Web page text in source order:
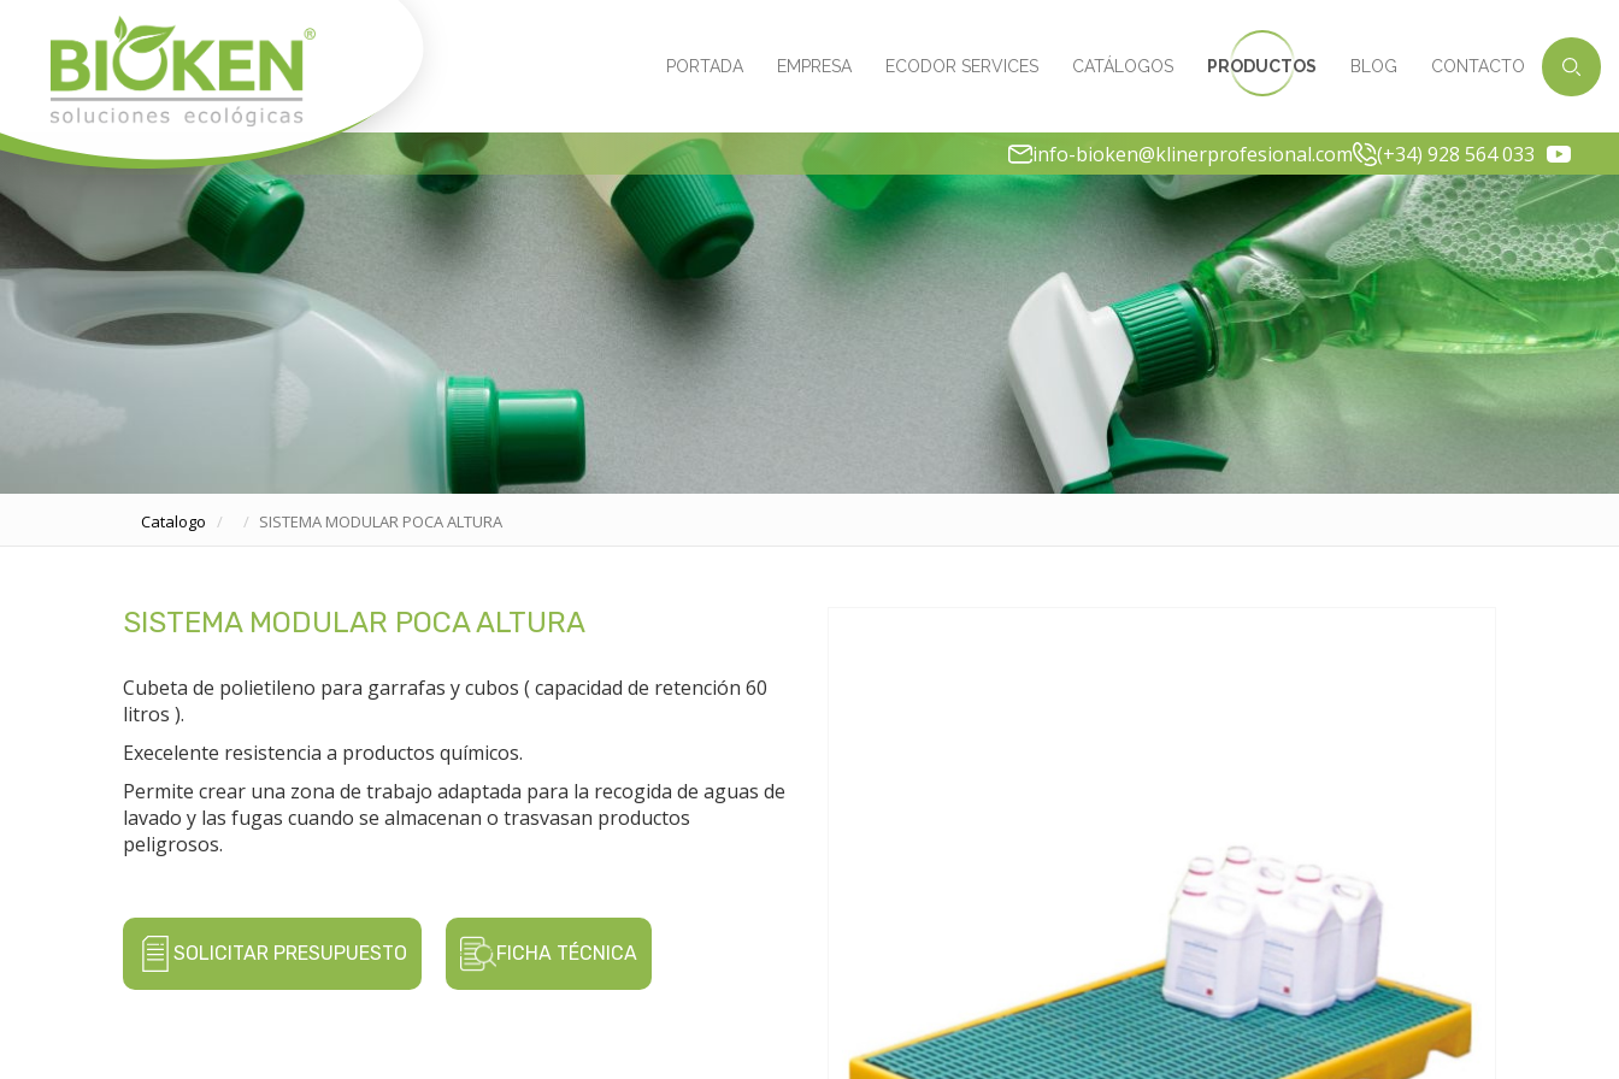
PORTADA EMPRESA ECODOR SERVICES CATÁLOGOS PRODUCTOS BLOG CONTACTO
info-bioken@klinerprofesional.com (+34) 928 564 033
Catalogo SISTEMA MODULAR POCA ALTURA
SISTEMA MODULAR POCA ALTURA
Cubeta de polietileno para garrafas y cubos ( capacidad de retención 60
litros ).
Execelente resistencia a productos químicos.
Permite crear una zona de trabajo adaptada para la recogida de aguas de
lavado y las fugas cuando se almacenan o trasvasan productos
peligrosos.
SOLICITAR PRESUPUESTO FICHA TÉCNICA